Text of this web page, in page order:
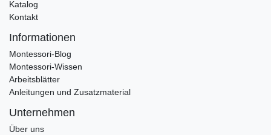
Katalog
Kontakt
Informationen
Montessori-Blog
Montessori-Wissen
Arbeitsblätter
Anleitungen und Zusatzmaterial
Unternehmen
Über uns